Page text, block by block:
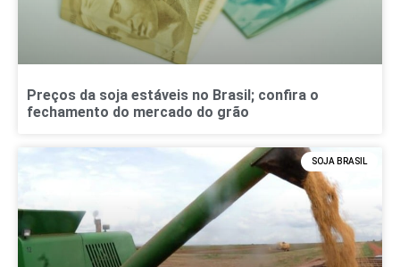
Preços da soja estáveis no Brasil; confira o
fechamento do mercado do grão
SOJA BRASIL